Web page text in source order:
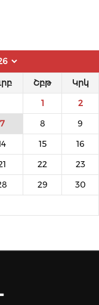
Շբթ Կրկ
1 2
7 8 9
15 16
22 23
29 30